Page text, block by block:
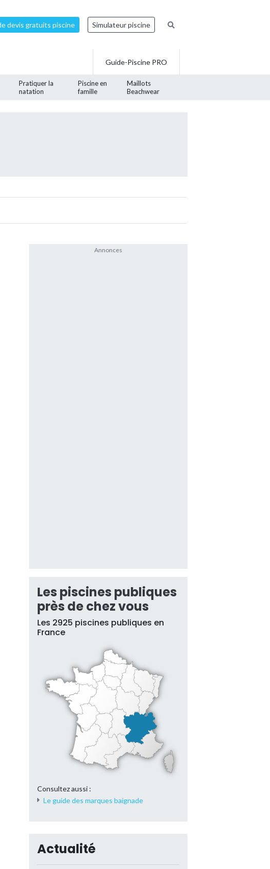
devis gratuits piscine Simulateur piscine
Pratiquer la
natation
Piscine en
famille
Maillots
Beachwear
Guide-Piscine PRO
Les piscines publiques
près de chez vous
Les 2925 piscines publiques en
France
Consultez aussi :
Le guide des marques baignade
Actualité